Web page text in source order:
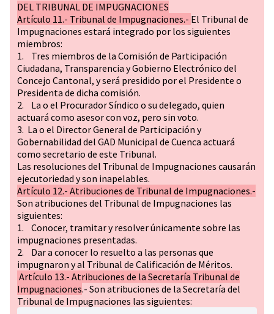
DEL TRIBUNAL DE IMPUGNACIONES
Artículo 11.- Tribunal de Impugnaciones.- El Tribunal de
Impugnaciones estará integrado por los siguientes
miembros:
1. Tres miembros de la Comisión de Participación
Ciudadana, Transparencia y Gobierno Electrónico del
Concejo Cantonal, y será presidido por el Presidente o
Presidenta de dicha comisión.
2. La o el Procurador Síndico o su delegado, quien
actuará como asesor con voz, pero sin voto.
3. La o el Director General de Participación y
Gobernabilidad del GAD Municipal de Cuenca actuará
como secretario de este Tribunal.
Las resoluciones del Tribunal de Impugnaciones causarán
ejecutoriedad y son inapelables.
Artículo 12.- Atribuciones de Tribunal de Impugnaciones.-
Son atribuciones del Tribunal de Impugnaciones las
siguientes:
1. Conocer, tramitar y resolver únicamente sobre las
impugnaciones presentadas.
2. Dar a conocer lo resuelto a las personas que
impugnaron y al Tribunal de Calificación de Méritos.
Artículo 13.- Atribuciones de la Secretaría Tribunal de
Impugnaciones.- Son atribuciones de la Secretaría del
Tribunal de Impugnaciones las siguientes: